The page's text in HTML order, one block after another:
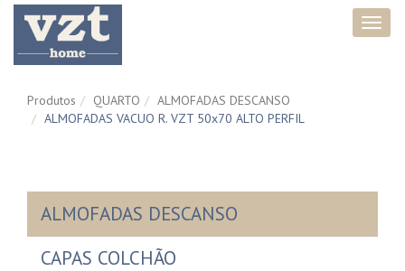
Produtos QUARTO
ALMOFADAS DESCANSO
ALMOFADAS VACUO R. VZT 50x70 ALTO PERFIL
ALMOFADAS DESCANSO
CAPAS COLCHÃO